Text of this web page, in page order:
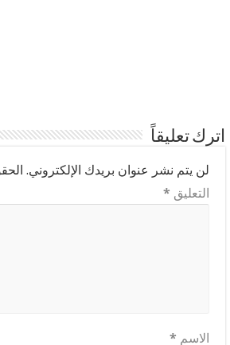
اترك تعليقاً
لن يتم نشر عنوان بريدك الإلكتروني.
التعليق *
الاسم *